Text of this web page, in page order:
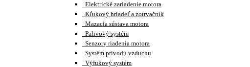
Elektrické zariadenie motora
Kľukový hriadeľ a zotrvačník
Mazacia sústava motora
Palivový systém
Senzory riadenia motora
Systém prívodu vzduchu
Výfukový systém